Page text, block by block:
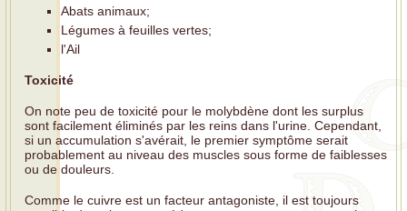
Abats animaux;
Légumes à feuilles vertes;
l'Ail
Toxicité
On note peu de toxicité pour le molybdène dont les surplus
sont facilement éliminés par les reins dans l'urine. Cependant,
si un accumulation s'avérait, le premier symptôme serait
probablement au niveau des muscles sous forme de faiblesses
ou de douleurs.
Comme le cuivre est un facteur antagoniste, il est toujours